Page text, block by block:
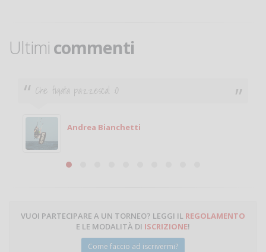
Ultimi commenti
Ciao. Sono a Treviglio da poco e vorrei tornare a
giocare. Se sei in zona e puoi giocare fammi sapere.
Michele
Michele Miglionico
VUOI PARTECIPARE A UN TORNEO? LEGGI IL REGOLAMENTO
E LE MODALITÀ DI ISCRIZIONE!
Come faccio ad iscrivermi?